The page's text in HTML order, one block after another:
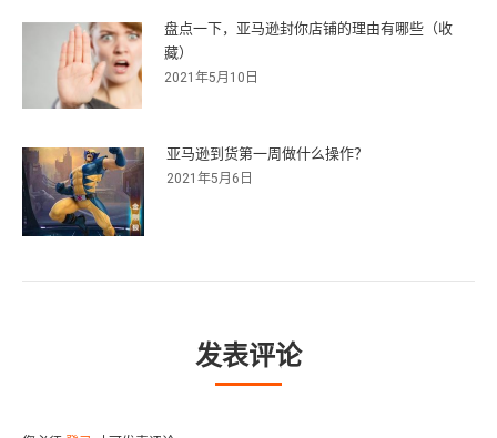
盘点一下，亚马逊封你店铺的理由有哪些（收
藏）
2021年5月10日
亚马逊到货第一周做什么操作？
2021年5月6日
发表评论